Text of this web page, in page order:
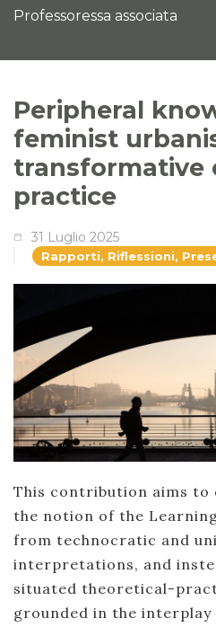
Professoressa associata
Peripheral
feminist
transformative
practice
31 Luglio 2025
Rapporti, Riflessioni,
This contribution aims
the notion of the
from technocratic and
interpretations, and
situated theoretical-
grounded in the